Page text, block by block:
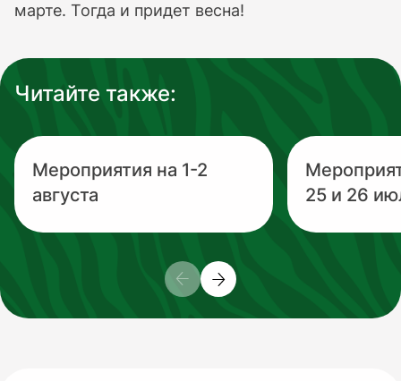
марте. Тогда и придет весна!
Читайте также:
Мероприятия на 1-2
августа
25 и 26